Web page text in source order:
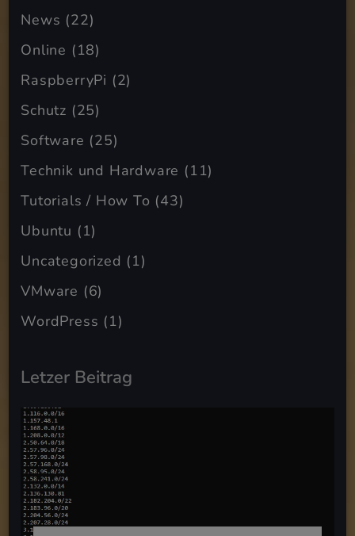
News (22)
Online (18)
RaspberryPi (2)
Schutz (25)
Software (25)
Technik und Hardware (11)
Tutorials / How To (43)
Ubuntu (1)
Uncategorized (1)
VMware (6)
WordPress (1)
Letzer Beitrag